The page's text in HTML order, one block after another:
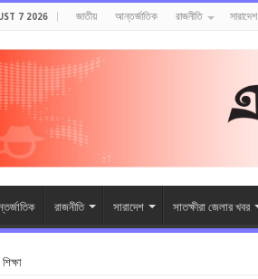
7 2026 জাতীয় আন্তর্জাতিক রাজনীতি সারাদেশ
রাজনীতি সারাদেশ সাতক্ষীরা জেলার খবর
শিক্ষা